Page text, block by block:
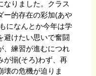
なりました。クラス
ー的存在の彩加(あや
になんとか今年は学
避けたい思いで奮闘
、練習が進むにつれ
が揃(そろ)わず、再
壊の危機が迫りま